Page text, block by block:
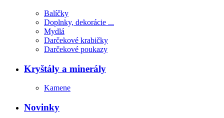
Balíčky
Doplnky, dekorácie ...
Mydlá
Darčekové krabičky
Darčekové poukazy
Kryštály a minerály
Kamene
Novinky